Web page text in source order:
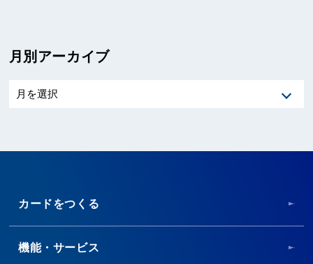
月別アーカイブ
カードをつくる
機能・サービス